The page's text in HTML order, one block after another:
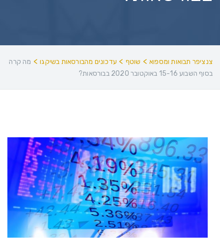
צנציפר תבואות ומספוא > שוטף > עדכונים מהבורסאות בשיקגו> מה קרה
בסוף השבוע 15-16 באוקטובר 2020 בבורסאות?